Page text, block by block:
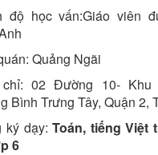
độ học vấn:Giáo viên
Quảng Ngãi
02 Đường 10- Khu
Bình Trưng Tây, Quận 2,
ký dạy:Toán, tiếng Việt
6